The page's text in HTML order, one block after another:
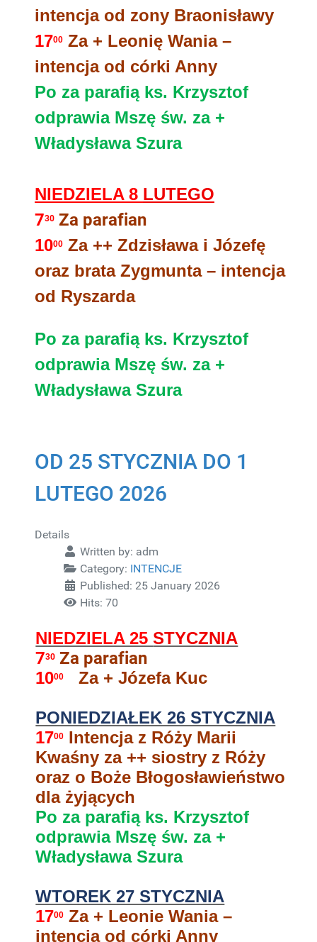
intencja od zony Braonisławy
1700 Za + Leonię Wania –
intencja od córki Anny
Po za parafią ks. Krzysztof
odprawia Mszę św. za +
Władysława Szura
NIEDZIELA 8 LUTEGO
730 Za parafian
1000 Za ++ Zdzisława i Józefę
oraz brata Zygmunta – intencja
od Ryszarda
Po za parafią ks. Krzysztof
odprawia Mszę św. za +
Władysława Szura
OD 25 STYCZNIA DO 1
LUTEGO 2026
Details
Written by: adm
Category: INTENCJE
Published: 25 January 2026
Hits: 70
NIEDZIELA 25STYCZNIA
730 Za parafian
1000 Za + Józefa Kuc
PONIEDZIAŁEK 26 STYCZNIA
1700 Intencja z Róży Marii
Kwaśny za ++ siostry z Róży
oraz o Boże Błogosławieństwo
dla żyjących
Po za parafią ks. Krzysztof
odprawia Mszę św. za +
Władysława Szura
WTOREK 27 STYCZNIA
1700 Za + Leonie Wania –
intencja od córki Anny